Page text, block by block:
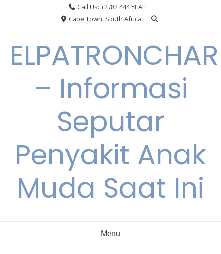
Call Us: +2782 444 YEAH
Cape Town, South Africa
– Informasi
Seputar
Penyakit Anak
Muda Saat Ini
Menu